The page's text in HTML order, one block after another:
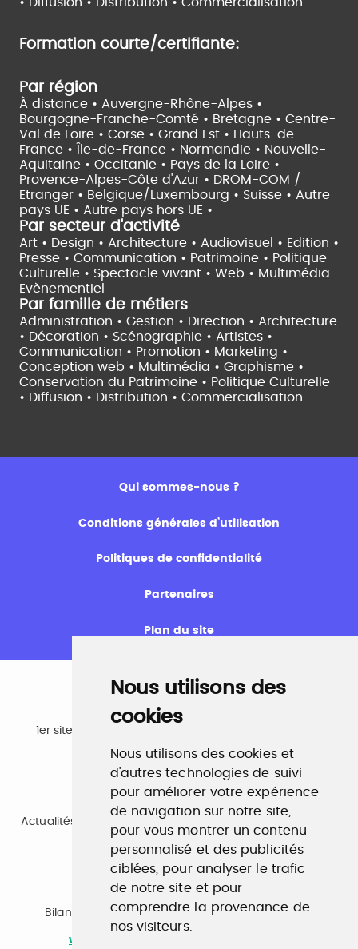
Nous utilisons des
cookies
Nous utilisons des cookies et
d'autres technologies de suivi
pour améliorer votre expérience
de navigation sur notre site,
pour vous montrer un contenu
personnalisé et des publicités
ciblées, pour analyser le trafic
de notre site et pour
comprendre la provenance de
nos visiteurs.
• Diffusion • Distribution • Commercialisation
Formation courte/certifiante:
Par région
À distance • Auvergne-Rhône-Alpes •
Bourgogne-Franche-Comté • Bretagne • Centre-
Val de Loire • Corse • Grand Est • Hauts-de-
France •
Île-de-France • Normandie • Nouvelle-
Aquitaine • Occitanie • Pays de la Loire •
Provence-Alpes-Côte d'Azur • DROM-COM /
Etranger • Belgique/Luxembourg • Suisse • Autre
pays UE • Autre pays hors UE •
Par secteur d'activité
Art • Design • Architecture • Audiovisuel • Edition •
Presse • Communication • Patrimoine • Politique
Culturelle • Spectacle vivant • Web • Multimédia
Evènementiel
Par famille de métiers
Administration • Gestion • Direction • Architecture
• Décoration • Scénographie • Artistes •
Communication • Promotion • Marketing •
Conception web • Multimédia • Graphisme •
Conservation du Patrimoine • Politique Culturelle
• Diffusion • Distribution • Commercialisation
Qui sommes-nous ?
Conditions générales d’utilisation
Politiques de confidentialité
Partenaires
Plan du site
Emploi
1er site emploi du secteur culturel 784.000 visites et
www.profilculture.com
Formation
Actualités, guide et annuaire des formations aux métiers
de la culture.
www.profilculture-formation.com
Accompagnement professionnel
Bilan de compétences, coaching, techniques de
recherche d'emploi, entretien conseil.
www.profilculture-competences.com